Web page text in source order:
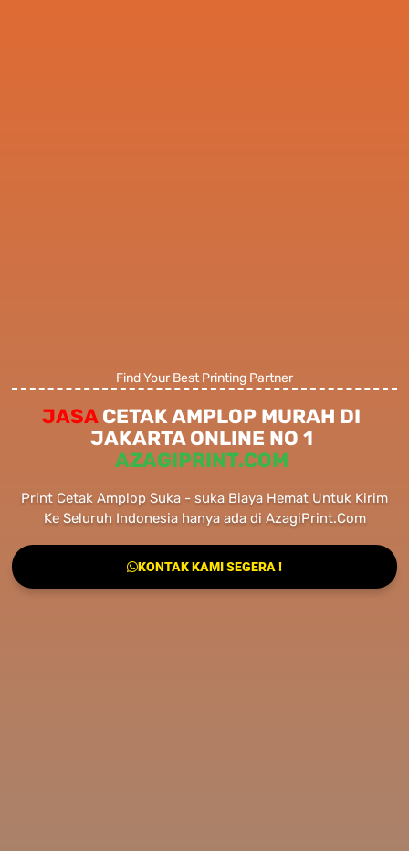
Find Your Best Printing Partner
JASACETAK AMPLOP MURAH DI
JAKARTA ONLINE NO 1
AZAGIPRINT.COM
Print Cetak Amplop Suka - suka Biaya Hemat Untuk Kirim
Ke Seluruh Indonesia hanya ada di AzagiPrint.Com
KONTAK KAMI SEGERA !